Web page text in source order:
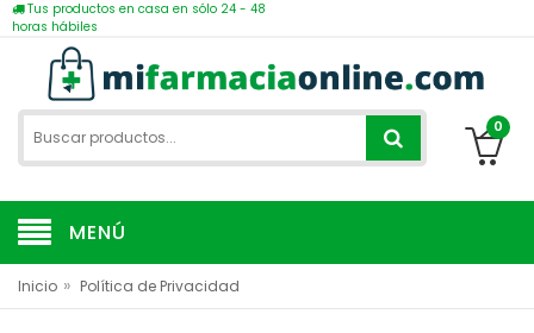
Tus productos en casa en sólo 24 - 48
horas hábiles
0
MENÚ
Inicio » Política de Privacidad